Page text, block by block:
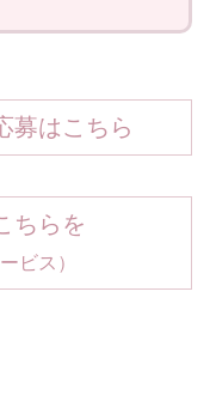
募はこちら
ちらを
ビス）